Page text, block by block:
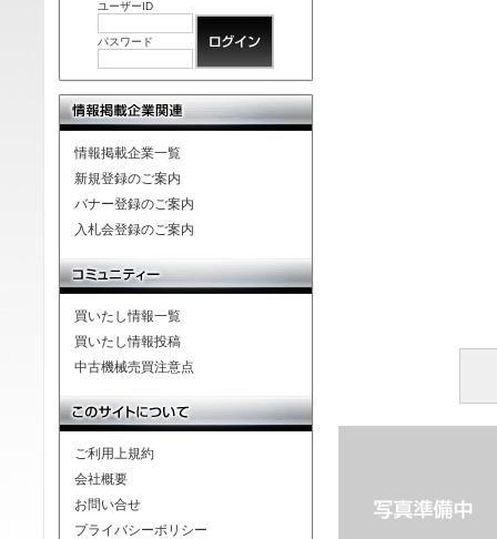
ユーザーID
パスワード
情報掲載企業一覧
新規登録のご案内
バナー登録のご案内
入札会登録のご案内
買いたし情報一覧
買いたし情報投稿
中古機械売買注意点
ご利用上規約
会社概要
お問い合せ
プライバシーポリシー